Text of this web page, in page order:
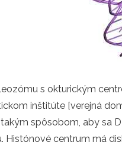
s okturickým
inštitúte [verejná
spôsobom, aby sa
Histónové centrum má